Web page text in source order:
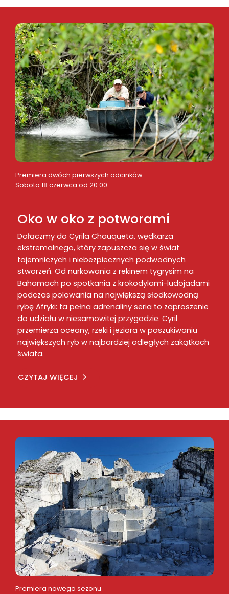
Premiera dwóch pierwszych odcinków
Sobota 18 czerwca od 20:00
Oko w oko z potworami
Dołączmy do Cyrila Chauqueta, wędkarza
ekstremalnego, który zapuszcza się w świat
tajemniczych i niebezpiecznych podwodnych
stworzeń. Od nurkowania z rekinem tygrysim na
Bahamach po spotkania z krokodylami-ludojadami
podczas polowania na największą słodkowodną
rybę Afryki: ta pełna adrenaliny seria to zaproszenie
do udziału w niesamowitej przygodzie. Cyril
przemierza oceany, rzeki i jeziora w poszukiwaniu
największych ryb w najbardziej odległych zakątkach
świata.
CZYTAJ WIĘCEJ
Premiera nowego sezonu